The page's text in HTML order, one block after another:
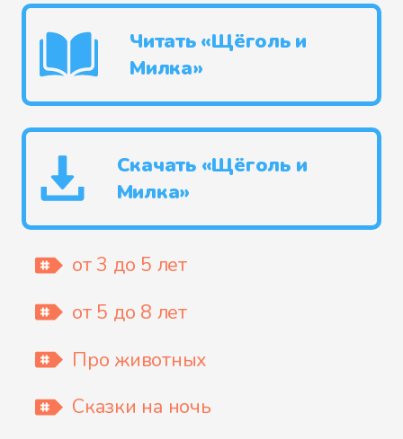
Читать «Щёголь и
Милка»
Скачать «Щёголь и
Милка»
от 3 до 5 лет
от 5 до 8 лет
Про животных
Сказки на ночь